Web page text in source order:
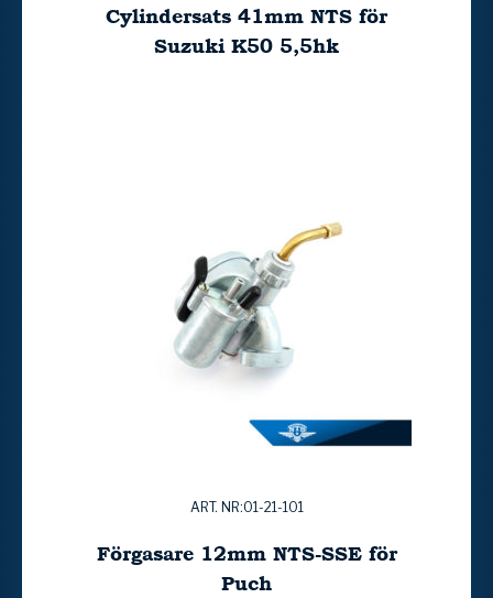
Cylindersats 41mm NTS för
Suzuki K50 5,5hk
ART. NR:01-21-101
Förgasare 12mm NTS-SSE för
Puch